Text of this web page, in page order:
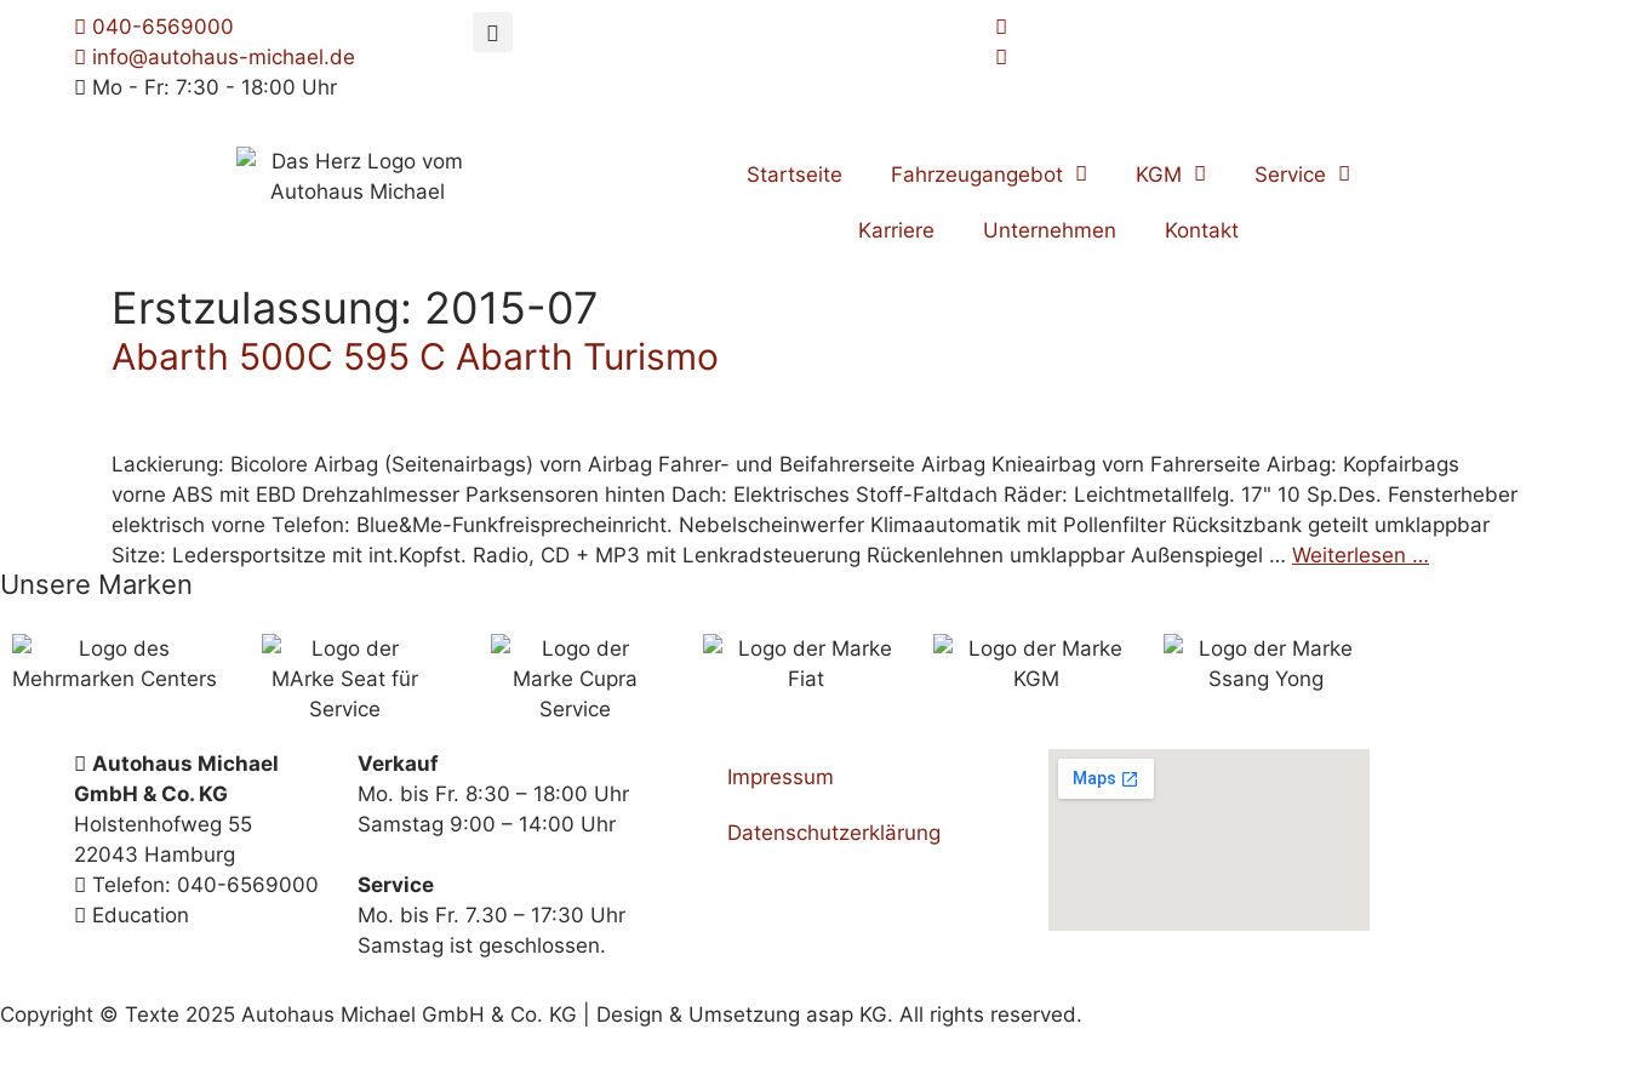
040-6569000
info@autohaus-michael.de
Mo - Fr: 7:30 - 18:00 Uhr
Startseite Fahrzeugangebot KGM Service
Karriere Unternehmen Kontakt
Erstzulassung: 2015-07
Abarth 500C 595 C Abarth Turismo
Lackierung: Bicolore Airbag (Seitenairbags) vorn Airbag Fahrer- und Beifahrerseite Airbag Knieairbag vorn Fahrerseite Airbag: Kopfairbags
vorne ABS mit EBD Drehzahlmesser Parksensoren hinten Dach: Elektrisches Stoff-Faltdach Räder: Leichtmetallfelg. 17" 10 Sp.Des. Fensterheber
elektrisch vorne Telefon: Blue&Me-Funkfreisprecheinricht. Nebelscheinwerfer Klimaautomatik mit Pollenfilter Rücksitzbank geteilt umklappbar
Sitze: Ledersportsitze mit int.Kopfst. Radio, CD + MP3 mit Lenkradsteuerung Rückenlehnen umklappbar Außenspiegel … Weiterlesen …
Unsere Marken
Autohaus Michael
GmbH & Co. KG
Holstenhofweg 55
22043 Hamburg
Telefon: 040-6569000
Education
Verkauf
Mo. bis Fr. 8:30 – 18:00 Uhr
Samstag 9:00 – 14:00 Uhr
Service
Mo. bis Fr. 7.30 – 17:30 Uhr
Samstag ist geschlossen.
Impressum
Datenschutzerklärung
Copyright © Texte 2025 Autohaus Michael GmbH & Co. KG | Design & Umsetzung asap KG. All rights reserved.